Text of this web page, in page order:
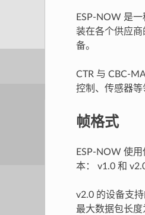
ESP-NOW 是
装在各个供应
备。
CTR 与 CBC-
控制、传感器等
帧格式
ESP-NOW 使
本： v1.0 和 v2.0
v2.0 的设备支
最大数据包长度